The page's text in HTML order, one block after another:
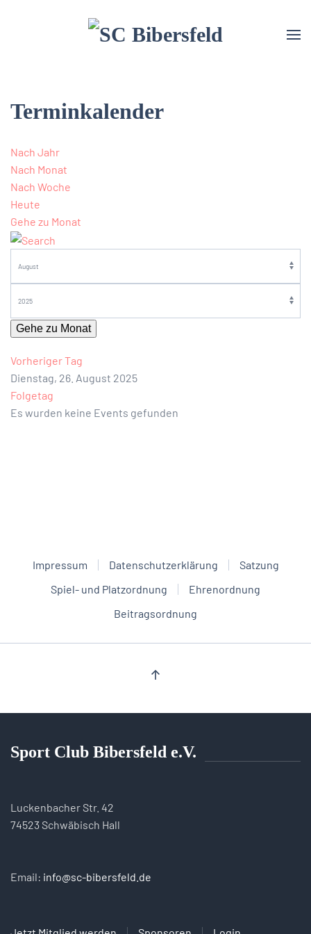
Terminkalender
Nach Jahr
Nach Monat
Nach Woche
Heute
Gehe zu Monat
Gehe zu Monat
Vorheriger Tag
Dienstag, 26. August 2025
Folgetag
Es wurden keine Events gefunden
Impressum Datenschutzerklärung
Satzung
Spiel- und Platzordnung
Ehrenordnung
Beitragsordnung
Sport Club Bibersfeld e.V.
Luckenbacher Str. 42
74523 Schwäbisch Hall
Email: info@sc-bibersfeld.de